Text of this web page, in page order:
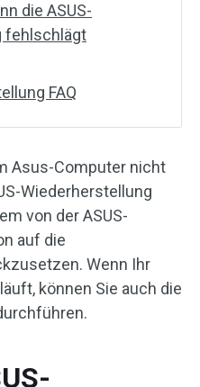
die ASUS-
fehlschlägt
FAQ
Asus-Computer nicht
Wiederherstellung
von der ASUS-
auf die
Wenn Ihr
können Sie auch die